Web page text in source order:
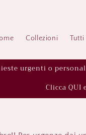
Collezioni Tutti
urgenti o
Clicca QUI